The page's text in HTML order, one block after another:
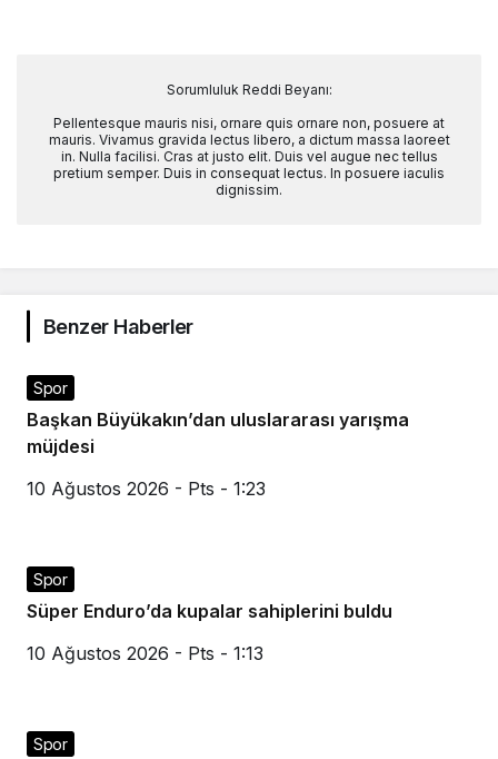
Sorumluluk Reddi Beyanı:
Pellentesque mauris nisi, ornare quis ornare non, posuere at
mauris. Vivamus gravida lectus libero, a dictum massa laoreet
in. Nulla facilisi. Cras at justo elit. Duis vel augue nec tellus
pretium semper. Duis in consequat lectus. In posuere iaculis
dignissim.
Benzer Haberler
Spor
Başkan Büyükakın’dan uluslararası yarışma
müjdesi
10 Ağustos 2026 - Pts - 1:23
Spor
Süper Enduro’da kupalar sahiplerini buldu
10 Ağustos 2026 - Pts - 1:13
Spor